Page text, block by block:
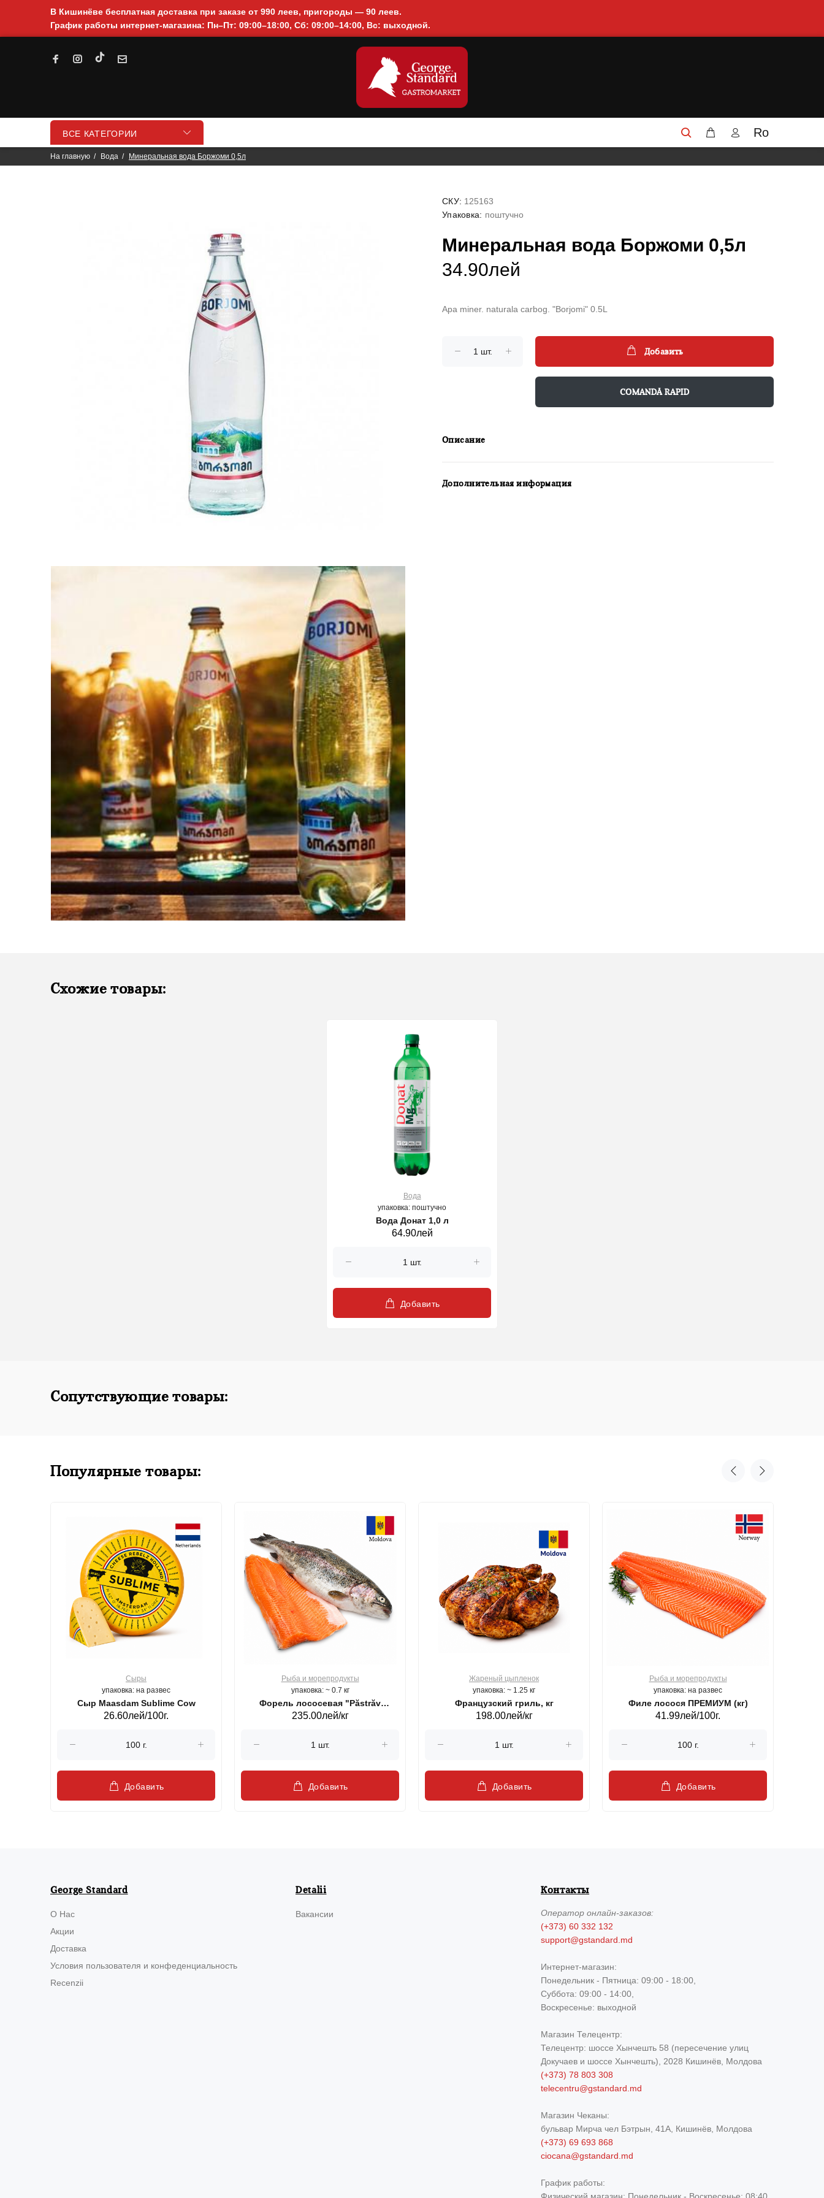
В Кишинёве бесплатная доставка при заказе от 990 леев, пригороды — 90 леев.
График работы интернет-магазина: Пн–Пт: 09:00–18:00, Сб: 09:00–14:00, Вс: выходной.
ВСЕ КАТЕГОРИИ Ro
На главную Вода Минеральная вода Боржоми 0,5л
СКУ: 125163
Упаковка: поштучно
Минеральная вода Боржоми 0,5л
34.90лей
Apa miner. naturala carbog. "Borjomi" 0.5L
Добавить
COMANDĂ RAPID
Описание
Дополнительная информация
Схожие товары:
Вода
упаковка: поштучно
Вода Донат 1,0 л
64.90лей
Добавить
Сопутствующие товары:
Популярные товары:
Сыры
упаковка: на развес
Сыр Maasdam Sublime Cow
26.60лей/100г.
Добавить
Рыба и морепродукты
упаковка: ~ 0.7 кг
Форель лососевая "Păstrăv
Moldovenesc"
235.00лей/кг
Добавить
Жареный цыпленок
упаковка: ~ 1.25 кг
Французский гриль, кг
198.00лей/кг
Добавить
Рыба и морепродукты
упаковка: на развес
Филе лосося ПРЕМИУМ (кг)
41.99лей/100г.
Добавить
George Standard
О Нас
Акции
Доставка
Условия пользователя и конфеденциальность
Recenzii
Detalii
Вакансии
Контакты
Операторонлайн-заказов:
(+373) 60 332 132
support@gstandard.md
Интернет-магазин:
Понедельник - Пятница: 09:00 - 18:00,
Суббота: 09:00 - 14:00,
Воскресенье: выходной
Магазин Телецентр:
Телецентр: шоссе Хынчешть 58 (пересечение улиц
Докучаев и шоссе Хынчешть), 2028 Кишинёв, Молдова
(+373) 78 803 308
telecentru@gstandard.md
Магазин Чеканы:
бульвар Мирча чел Бэтрын, 41A, Кишинёв, Молдова
(+373) 69 693 868
ciocana@gstandard.md
График работы: